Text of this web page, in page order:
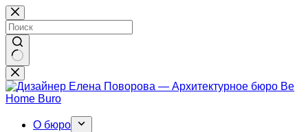
Перейти
к
сути
Ничего
не
найдено
О бюро